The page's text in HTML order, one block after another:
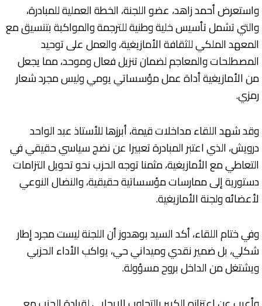
واستعرض أحمد زاهد، عضو اللجنة، الخطة العملية للمبادرة،
والتي تشمل تأسيس خلية وطنية للترجمة والمواكبة بتنسيق مع
المعهد الملكي للثقافة الأمازيغية، والعمل على توحيد
المصطلحات والمعاجم لضمان تنزيل فعال وموحد، مما يجعل
من الأمازيغية أداة عمل مؤسساتي يومي وليس مجرد شعار
رمزي.
وقد شهد اللقاء مداخلات قيمة، أبرزها للأستاذ عبد الواحد
درويش، الذي اعتبر المبادرة تعبيرا عن نضج سياسي حقيقي في
التعاطي مع الأمازيغية، مثمنا توجه الحزب نحو تحويل التزامات
دستورية إلى ممارسات مؤسساتية حقيقية، والنضال النوعي
لأعضائه ولجنة الأمازيغية.
وفي ختام اللقاء، أكد السيد بوهدوز أن اللجنة ليست مجرد إطار
شكلي، بل ضمير نقدي وميداني حي، يواكب الأداء الحزبي
ويشتغل من الداخل بروح مسؤولة.